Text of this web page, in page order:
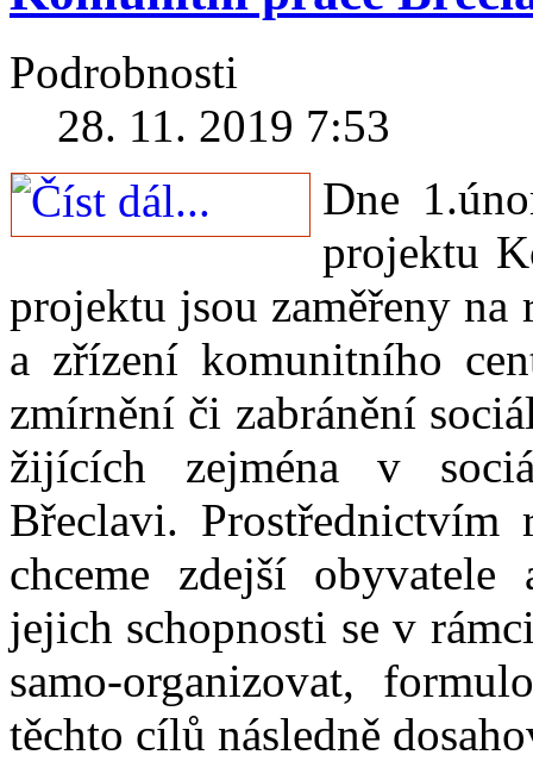
Podrobnosti
28. 11. 2019 7:53
Dne
projektu
projektu jsou zaměřeny
a zřízení komunitního
zmírnění či zabránění
žijících zejména v
Břeclavi.
chceme zdejší
jejich schopnosti se v
samo-organizovat,
těchto cílů následně